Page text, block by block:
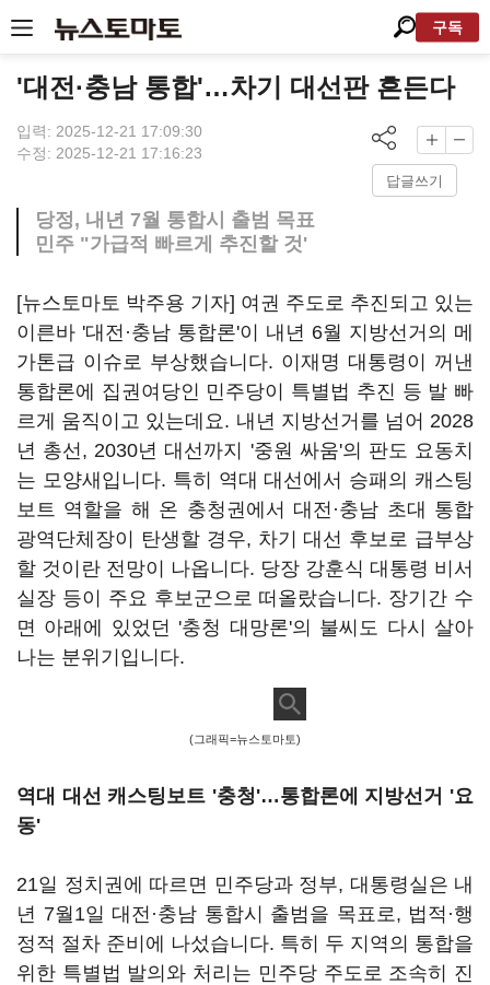
구독
'대전·충남 통합'…차기 대선판 흔든다
입력: 2025-12-21 17:09:30
수정: 2025-12-21 17:16:23
답글쓰기
당정, 내년 7월 통합시 출범 목표
민주 "가급적 빠르게 추진할 것'
[뉴스토마토 박주용 기자] 여권 주도로 추진되고 있는
이른바 '대전·충남 통합론'이 내년 6월 지방선거의 메
가톤급 이슈로 부상했습니다. 이재명 대통령이 꺼낸
통합론에 집권여당인 민주당이 특별법 추진 등 발 빠
르게 움직이고 있는데요. 내년 지방선거를 넘어 2028
년 총선, 2030년 대선까지 '중원 싸움'의 판도 요동치
는 모양새입니다. 특히 역대 대선에서 승패의 캐스팅
보트 역할을 해 온 충청권에서 대전·충남 초대 통합
광역단체장이 탄생할 경우, 차기 대선 후보로 급부상
할 것이란 전망이 나옵니다. 당장 강훈식 대통령 비서
실장 등이 주요 후보군으로 떠올랐습니다. 장기간 수
면 아래에 있었던 '충청 대망론'의 불씨도 다시 살아
나는 분위기입니다.
(그래픽=뉴스토마토)
역대 대선 캐스팅보트 '충청'…통합론에 지방선거 '요
동'
21일 정치권에 따르면 민주당과 정부, 대통령실은 내
년 7월1일 대전·충남 통합시 출범을 목표로, 법적·행
정적 절차 준비에 나섰습니다. 특히 두 지역의 통합을
위한 특별법 발의와 처리는 민주당 주도로 조속히 진